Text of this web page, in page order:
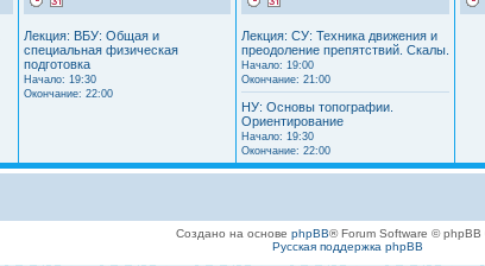
Лекция: ВБУ: Общая и
специальная физическая
подготовка
Начало: 19:30
Окончание: 22:00
Лекция: СУ: Техника движения и
преодоление препятствий. Скалы.
Начало: 19:00
Окончание: 21:00
НУ: Основы топографии.
Ориентирование
Начало: 19:30
Окончание: 22:00
Создано на основе phpBB® Forum Software © phpBB
Русская поддержка phpBB